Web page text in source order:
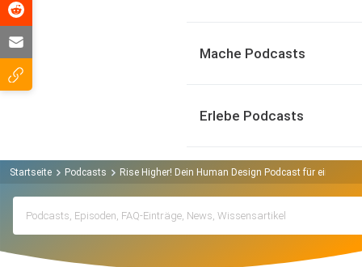
Mache Podcasts
Erlebe Podcasts
Startseite Podcasts Rise Higher! Dein Human Design Podcast für eine